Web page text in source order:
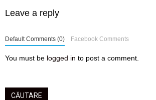
Leave a reply
Default Comments (0) Facebook Comments
You must be logged in to post a comment.
CĂUTARE